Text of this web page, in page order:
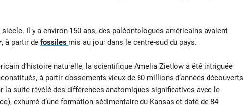
siècle. Il y a environ 150 ans, des paléontologues américains avaient
, à partir de fossiles mis au jour dans le centre-sud du pays.
d’histoire naturelle, la scientifique Amelia Zietlow a été intriguée
à partir d’ossements vieux de 80 millions d’années découverts
la suite révélé des différences anatomiques significatives avec le
exhumé d’une formation sédimentaire du Kansas et daté de 84